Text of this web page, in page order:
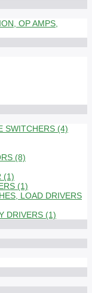
OP AMPS,
SWITCHERS (4)
(8)
(1)
(1)
LOAD DRIVERS
DRIVERS (1)